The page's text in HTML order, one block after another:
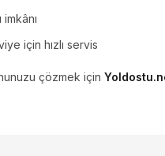
için hızlı servis
çözmek için